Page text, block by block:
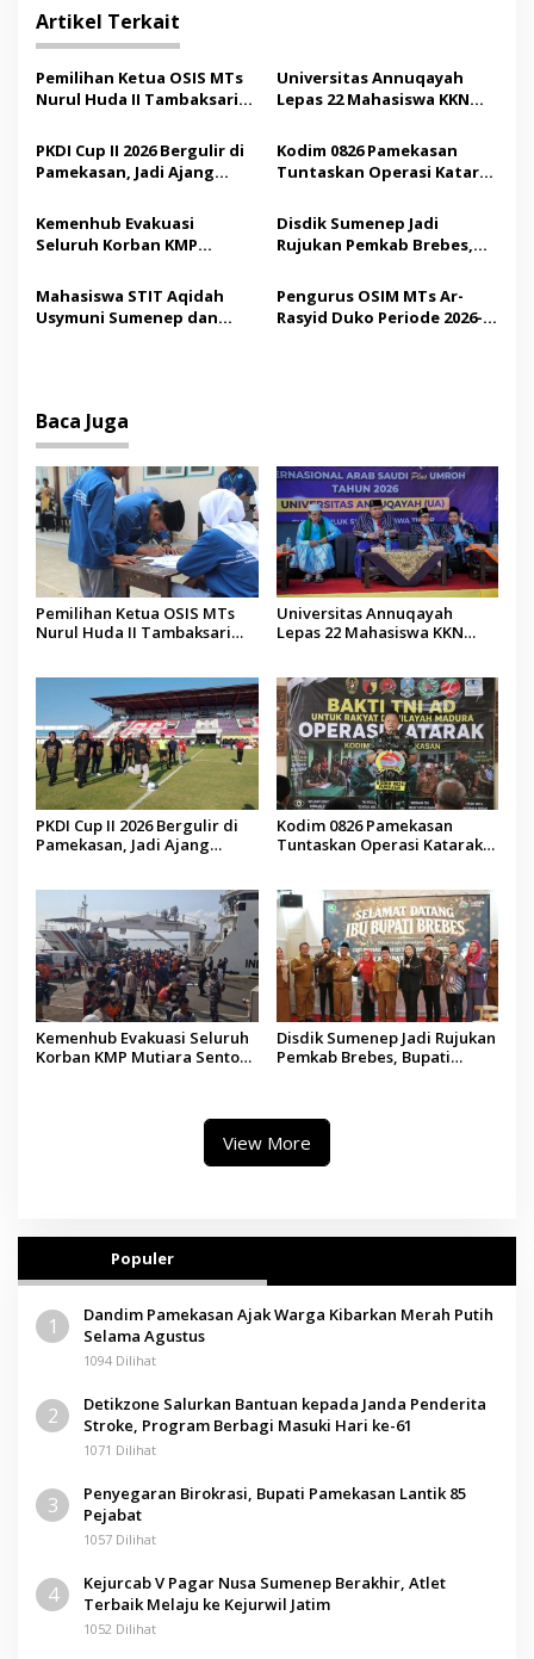
g
a
s
i
p
o
s
Artikel Terkait
Pemilihan Ketua OSIS MTs
Nurul Huda II Tambaksari
Demokrasi bagi Siswa
Universitas Annuqayah
Lepas 22 Mahasiswa KKN
Saudi
PKDI Cup II 2026 Bergulir di
Pamekasan, Jadi Ajang
Madura
Kodim 0826 Pamekasan
Tuntaskan Operasi Katarak
Tindakan Medis
Kemenhub Evakuasi
Seluruh Korban KMP
Operator Diaudit
Disdik Sumenep Jadi
Rujukan Pemkab Brebes,
Pendidikan Berbasis
Budaya
Mahasiswa STIT Aqidah
Usymuni Sumenep dan
Pengurus OSIM MTs Ar-
Rasyid Duko Periode 2026-
Baca Juga
Pemilihan Ketua OSIS MTs
Nurul Huda II Tambaksari
Universitas Annuqayah
Lepas 22 Mahasiswa KKN
PKDI Cup II 2026 Bergulir di
Pamekasan, Jadi Ajang
Kodim 0826 Pamekasan
Tuntaskan Operasi Katarak
Kemenhub Evakuasi Seluruh
Korban KMP Mutiara Sentosa
Disdik Sumenep Jadi Rujukan
Pemkab Brebes, Bupati
View More
Populer
1
Dandim Pamekasan Ajak Warga Kibarkan Merah Putih
Selama Agustus
1094 Dilihat
2
Detikzone Salurkan Bantuan kepada Janda Penderita
Stroke, Program Berbagi Masuki Hari ke-61
1071 Dilihat
3
Penyegaran Birokrasi, Bupati Pamekasan Lantik 85
Pejabat
1057 Dilihat
4
Kejurcab V Pagar Nusa Sumenep Berakhir, Atlet
Terbaik Melaju ke Kejurwil Jatim
1052 Dilihat